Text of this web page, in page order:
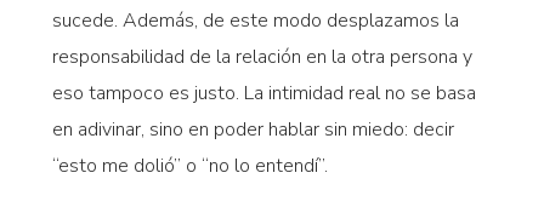
sucede. Además, de este modo desplazamos la
responsabilidad de la relación en la otra persona y
eso tampoco es justo. La intimidad real no se basa
en adivinar, sino en poder hablar sin miedo: decir
“esto me dolió” o “no lo entendí”.